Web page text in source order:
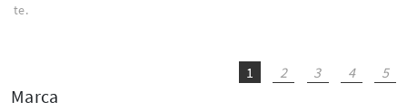
te.
1 2 3 4 5
Marca